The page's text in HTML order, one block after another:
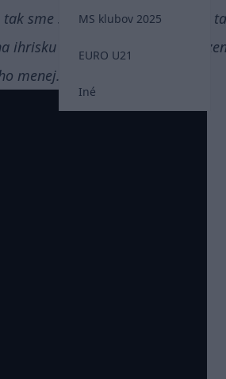
MS klubov 2025
EURO U21
Iné
sme si dali vlastný gól. Ale aj
ihrisku – obetovať sa pre
menej. Obdivujem ich.